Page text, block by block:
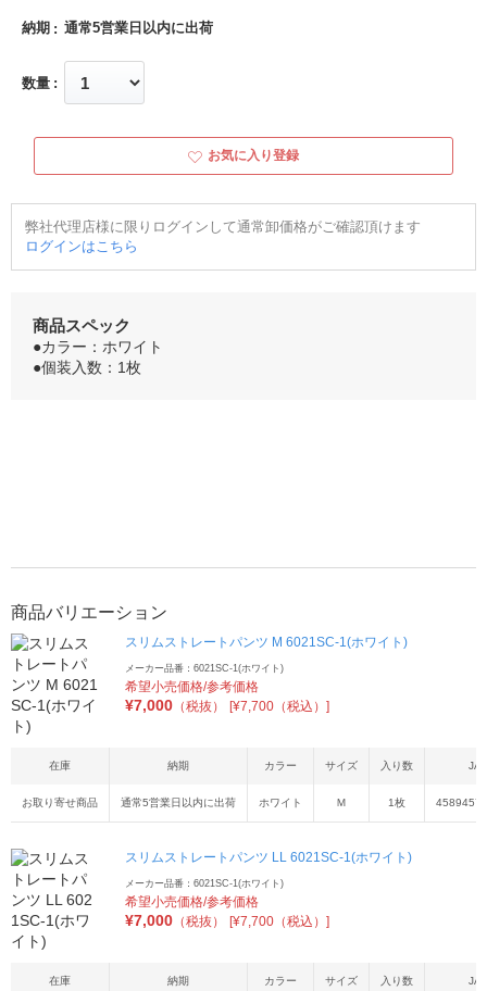
納期 通常5営業日以内に出荷
数量
お気に入り登録
弊社代理店様に限りログインして通常卸価格がご確認頂けます
ログインはこちら
商品スペック
●カラー：ホワイト
●個装入数：1枚
商品バリエーション
スリムストレートパンツ M 6021SC-1(ホワイト)
メーカー品番：6021SC-1(ホワイト)
希望小売価格/参考価格
¥7,000 （税抜） [¥7,700（税込）]
在庫 納期 カラー サイズ 入り数
お取り寄せ商品 通常5営業日以内に出荷 ホワイト Ｍ 1枚
スリムストレートパンツ LL 6021SC-1(ホワイト)
メーカー品番：6021SC-1(ホワイト)
希望小売価格/参考価格
¥7,000 （税抜） [¥7,700（税込）]
在庫 納期 カラー サイズ 入り数